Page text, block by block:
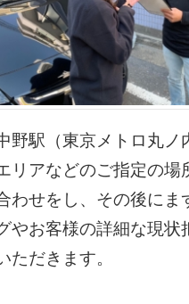
野駅（東京メトロ丸ノ
リアなどのご指定の場
わせをし、その後にま
やお客様の詳細な現状
ただきます。